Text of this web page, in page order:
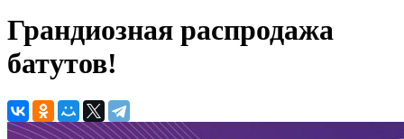
Грандиозная распродажа
батутов!